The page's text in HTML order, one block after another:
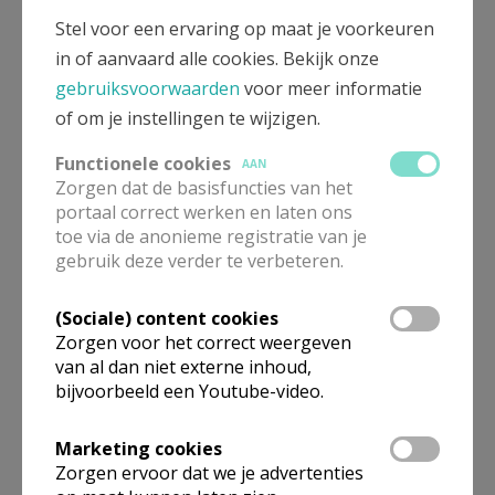
Het houtsvuur brandde nog maar even.
Op zijn beurt gaf de Heer hun weer een teken,
het teken van de weg naar eeuwig leven.
die vis, die oogst vanuit dat meer.
Dat doet ons denken, keer op keer,
Stel voor een ervaring op maat je voorkeuren
in of aanvaard alle cookies. Bekijk onze
gebruiksvoorwaarden voor meer informatie
of om je instellingen te wijzigen.
Functionele cookies
AAN
Zorgen dat de basisfuncties van het
portaal correct werken en laten ons
toe via de anonieme registratie van je
gebruik deze verder te verbeteren.
(Sociale) content cookies
Zorgen voor het correct weergeven
van al dan niet externe inhoud,
bijvoorbeeld een Youtube-video.
Marketing cookies
Zorgen ervoor dat we je advertenties